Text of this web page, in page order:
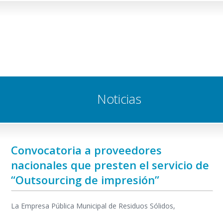
Noticias
Convocatoria a proveedores
nacionales que presten el servicio de
“Outsourcing de impresión”
La Empresa Pública Municipal de Residuos Sólidos,